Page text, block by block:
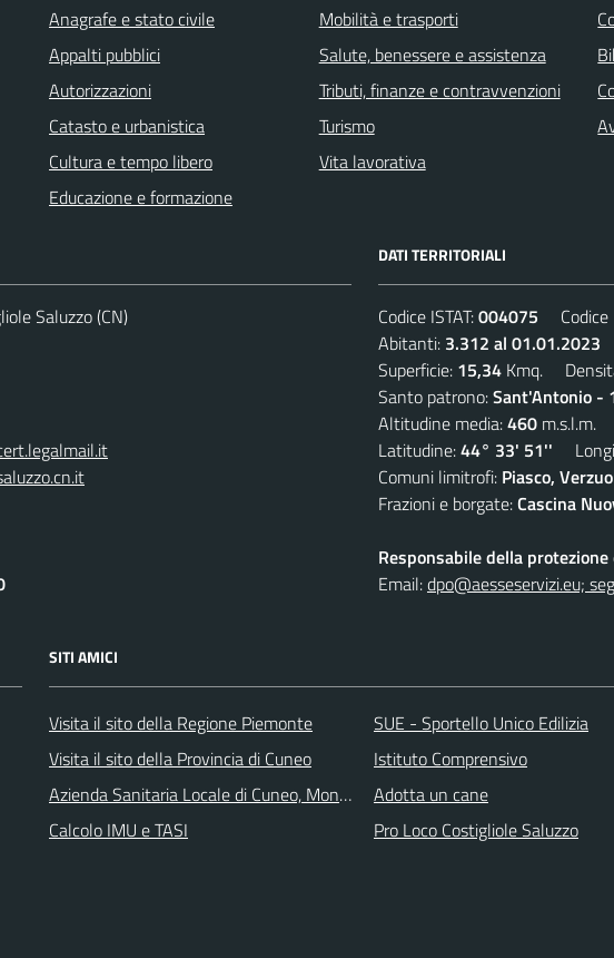
Anagrafe e stato civile
Appalti pubblici
Autorizzazioni
Catasto e urbanistica
Cultura e tempo libero
Educazione e formazione
Mobilità e trasporti
Salute, benessere e assistenza
Tributi, finanze e contravvenzioni
Turismo
Vita lavorativa
Saluzzo (CN)
DATI TERRITORIALI
Codice ISTAT:004075 Codice
Abitanti: 3.312 al 01.01.2023
Superficie: 15,34 Kmq.
Santo patrono:Sant'Antonio -
Altitudine media:460 m.s.l.m.
Latitudine:44° 33' 51''
Comuni limitrofi: Piasco,
Frazioni e borgate:Cascina
Responsabile della protezione
Email:dpo@aesseservizi.eu;
SITI AMICI
Visita il sito della Regione Piemonte
Visita il sito della Provincia di Cuneo
Azienda Sanitaria Locale di Cuneo, Mondovì e Savigliano
Calcolo IMU e TASI
SUE - Sportello Unico Edilizia
Istituto Comprensivo
Adotta un cane
Pro Loco Costigliole Saluzzo